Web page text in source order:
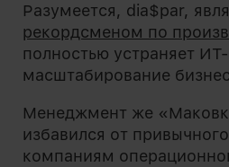
Разумеется, dia$par,
рекордсменом по
полностью устраняет
масштабирование
Менеджмент же
избавился от
компаниям